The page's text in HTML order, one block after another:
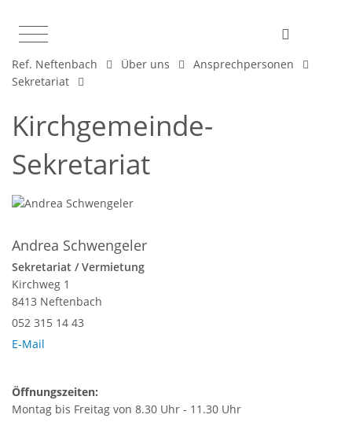
Ref. Neftenbach Über uns
Ansprechpersonen
Sekretariat
Kirchgemeinde-
Sekretariat
Andrea Schwengeler
Sekretariat / Vermietung
Kirchweg 1
8413 Neftenbach
052 315 14 43
E-Mail
Öffnungszeiten:
Montag bis Freitag von 8.30 Uhr - 11.30 Uhr